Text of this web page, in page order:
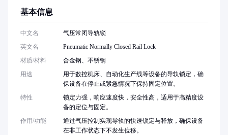
基本信息
中文名
气压常闭导轨锁
英文名
Pneumatic Normally Closed Rail Lock
材质/材料
合金钢、不锈钢
用途
用于数控机床、自动化生产线等设备的导轨锁定，确
保设备在停止或紧急情况下保持固定位置。
特性
锁定力强，响应速度快，安全性高，适用于高精度设
备的定位与固定。
作用/功能
通过气压控制实现导轨的快速锁定与释放，确保设备
在非工作状态下不发生位移。